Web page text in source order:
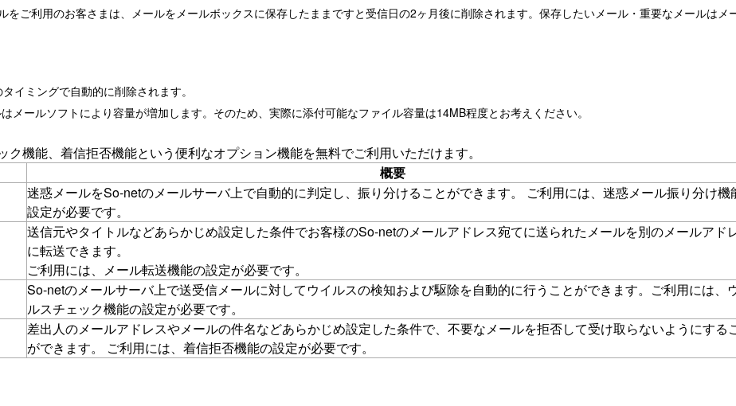
ご利用のお客さまは、メールをメールボックスに保存したままですと受信日の2ヶ月後に削除されます。保存したいメール・重要なメールはメ
イミングで自動的に削除されます。
メールソフトにより容量が増加します。そのため、実際に添付可能なファイル容量は14MB程度とお考えください。
機能、着信拒否機能という便利なオプション機能を無料でご利用いただけます。
概要
迷惑メールをSo-netのメールサーバ上で自動的に判定し、振り分けることができます。 ご利用には、迷惑メール振り分け機
設定が必要です。
送信元やタイトルなどあらかじめ設定した条件でお客様のSo-netのメールアドレス宛てに送られたメールを別のメールアド
に転送できます。
ご利用には、メール転送機能の設定が必要です。
So-netのメールサーバ上で送受信メールに対してウイルスの検知および駆除を自動的に行うことができます。ご利用には、
ルスチェック機能の設定が必要です。
差出人のメールアドレスやメールの件名などあらかじめ設定した条件で、不要なメールを拒否して受け取らないようにする
ができます。 ご利用には、着信拒否機能の設定が必要です。